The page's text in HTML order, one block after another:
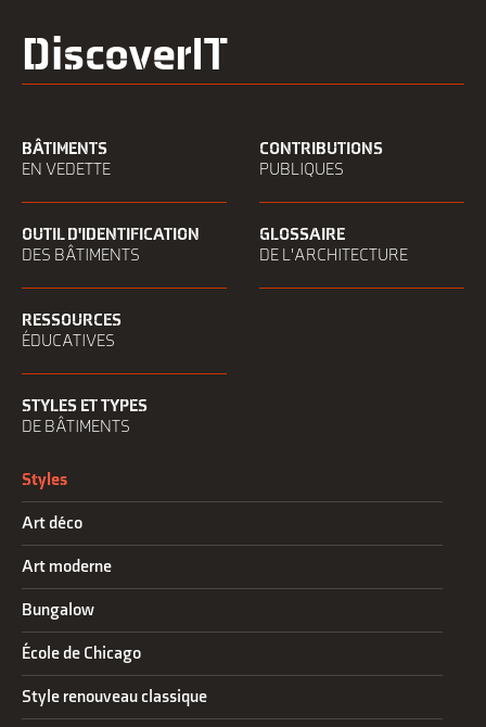
DiscoverIT
BÂTIMENTS
EN VEDETTE
CONTRIBUTIONS
PUBLIQUES
OUTIL D'IDENTIFICATION
DES BÂTIMENTS
GLOSSAIRE
DE L'ARCHITECTURE
RESSOURCES
ÉDUCATIVES
STYLES ET TYPES
DE BÂTIMENTS
Styles
Art déco
Art moderne
Bungalow
École de Chicago
Style renouveau classique